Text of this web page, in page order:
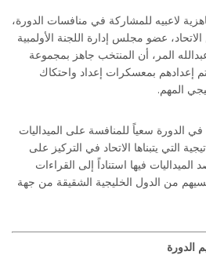
لاعبيه للمشاركة في منافسات الدورة،
عضو مجلس إدارة اللجنة الأولمبية
المر، أن المنتخب جاهز بمجموعة
تم إعدادهم بمعسكرات إعداد واحتكاك
المهم.
الدورة سعياً للمنافسة على الميداليات
التي يتبناها الاتحاد في التركيز على
فيها استناداً إلى القراءات
من الدول الخليجية الشقيقة من جهة